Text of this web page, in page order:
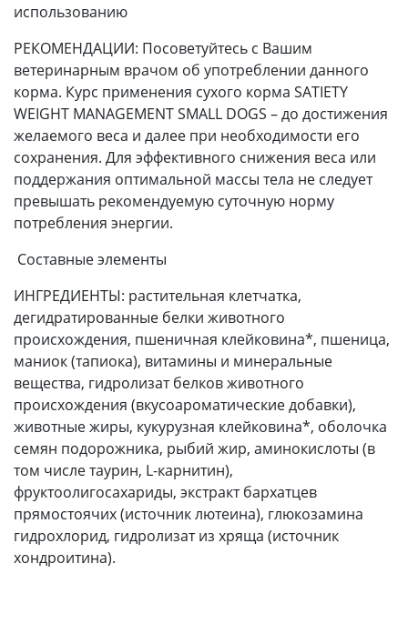
использованию
РЕКОМЕНДАЦИИ: Посоветуйтесь с Вашим
ветеринарным врачом об употреблении данного
корма. Курс применения сухого корма SATIETY
WEIGHT MANAGEMENT SMALL DOGS – до достижения
желаемого веса и далее при необходимости его
сохранения. Для эффективного снижения веса или
поддержания оптимальной массы тела не следует
превышать рекомендуемую суточную норму
потребления энергии.
Составные элементы
ИНГРЕДИЕНТЫ: растительная клетчатка,
дегидратированные белки животного
происхождения, пшеничная клейковина*, пшеница,
маниок (тапиока), витамины и минеральные
вещества, гидролизат белков животного
происхождения (вкусоароматические добавки),
животные жиры, кукурузная клейковина*, оболочка
семян подорожника, рыбий жир, аминокислоты (в
том числе таурин, L-карнитин),
фруктоолигосахариды, экстракт бархатцев
прямостоячих (источник лютеина), глюкозамина
гидрохлорид, гидролизат из хряща (источник
хондроитина).